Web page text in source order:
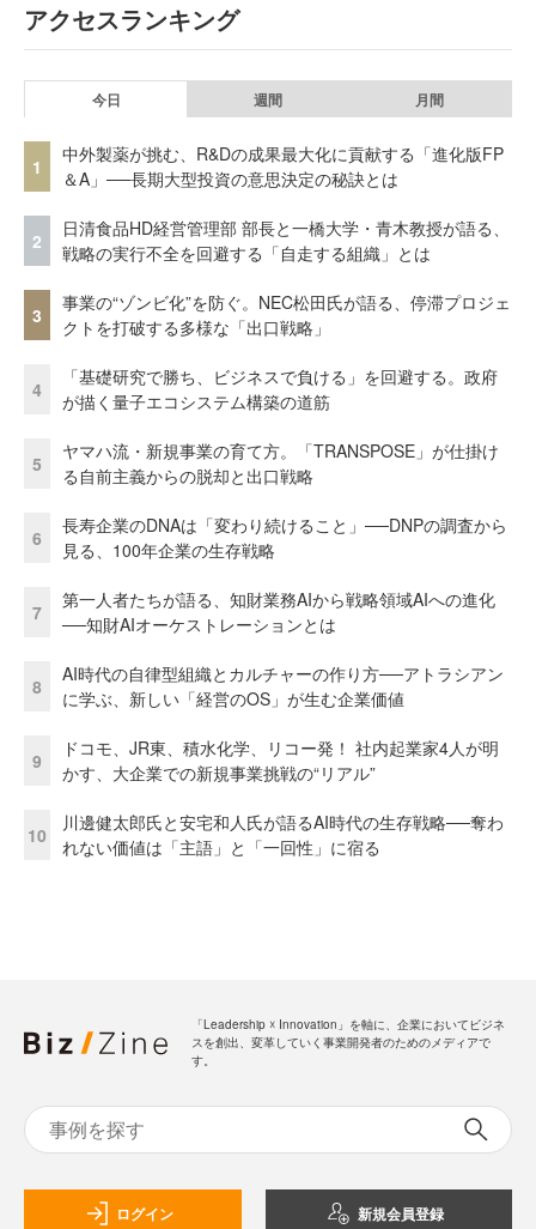
アクセスランキング
今日 週間 月間
1
中外製薬が挑む、R&Dの成果最大化に貢献する「進化版FP
＆A」──長期大型投資の意思決定の秘訣とは
2
日清食品HD経営管理部 部長と一橋大学・青木教授が語る、
戦略の実行不全を回避する「自走する組織」とは
3
事業の“ゾンビ化”を防ぐ。NEC松田氏が語る、停滞プロジェ
クトを打破する多様な「出口戦略」
4
「基礎研究で勝ち、ビジネスで負ける」を回避する。政府
が描く量子エコシステム構築の道筋
5
ヤマハ流・新規事業の育て方。「TRANSPOSE」が仕掛け
る自前主義からの脱却と出口戦略
6
長寿企業のDNAは「変わり続けること」──DNPの調査から
見る、100年企業の生存戦略
7
第一人者たちが語る、知財業務AIから戦略領域AIへの進化
──知財AIオーケストレーションとは
8
AI時代の自律型組織とカルチャーの作り方──アトラシアン
に学ぶ、新しい「経営のOS」が生む企業価値
9
ドコモ、JR東、積水化学、リコー発！ 社内起業家4人が明
かす、大企業での新規事業挑戦の“リアル”
10
川邊健太郎氏と安宅和人氏が語るAI時代の生存戦略──奪わ
れない価値は「主語」と「一回性」に宿る
「Leadership ☓ Innovation」を軸に、企業においてビジネ
スを創出、変革していく事業開発者のためのメディアで
す。
ログイン 新規会員登録